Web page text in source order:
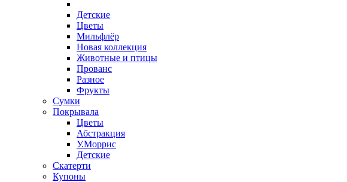
Детские
Цветы
Мильфлёр
Новая коллекция
Животные и птицы
Прованс
Разное
Фрукты
Сумки
Покрывала
Цветы
Абстракция
У.Моррис
Детские
Скатерти
Купоны